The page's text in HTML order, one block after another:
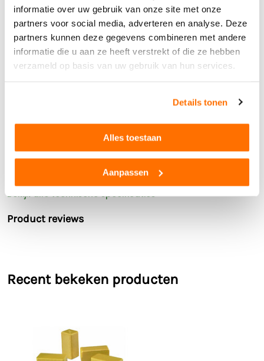
informatie over uw gebruik van onze site met onze
partners voor social media, adverteren en analyse. Deze
partners kunnen deze gegevens combineren met andere
informatie die u aan ze heeft verstrekt of die ze hebben
verzameld op basis van uw gebruik van hun services.
Details tonen
Alles toestaan
Aanpassen
Lees de volledige beschrijving
Technische specificaties
Hoogwaardig kunststo
f
Kleur
Geel
Ja
Afmetingen LxBxH
10,5 cm × 5,5 cm × 4,8
Bekijk alle technische specificaties
Product reviews
Recent bekeken producten